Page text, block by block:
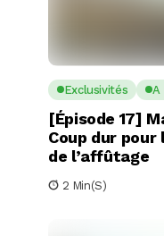
Exclusivités A
[Épisode 17]
Coup dur
de l’affûtage
2 Min(s)